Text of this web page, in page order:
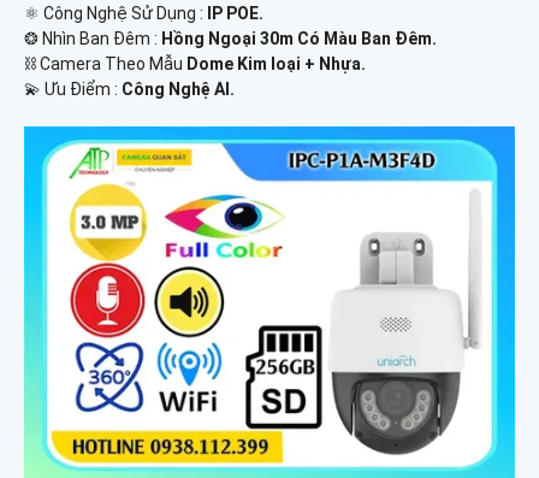
⚛️ Công Nghệ Sử Dụng :
IP POE.
❂ Nhìn Ban Đêm : Hồng Ngoại 30m Có Màu Ban Ðêm.
⛓ Camera Theo Mẫu Dome Kim loại + Nhựa.
️💫 Ưu Điểm : Công Nghệ AI.